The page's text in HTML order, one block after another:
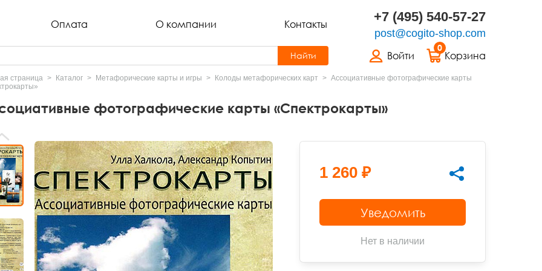
Оплата О компании Контакты +7 (495) 540-57-27
post@cogito-shop.com
Войти
0
Корзина
Найти
страница Каталог Метафорические карты и игры Колоды метафорических карт
Ассоциативные фотографические карты
фотографические карты «Спектрокарты»
1 260 ₽
Уведомить
Нет в наличии